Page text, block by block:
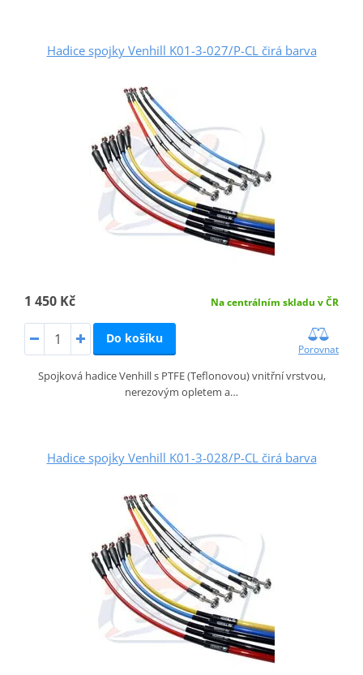
Hadice spojky Venhill K01-3-027/P-CL čirá barva
1 450 Kč Na centrálním skladu v ČR
Do košíku
Porovnat
Spojková hadice Venhill s PTFE (Teflonovou) vnitřní vrstvou,
nerezovým opletem a…
Hadice spojky Venhill K01-3-028/P-CL čirá barva